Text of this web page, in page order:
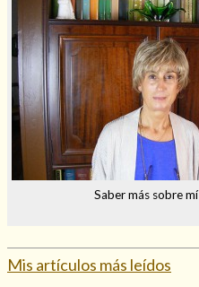
Saber más sobre mí
Mis artículos más leídos